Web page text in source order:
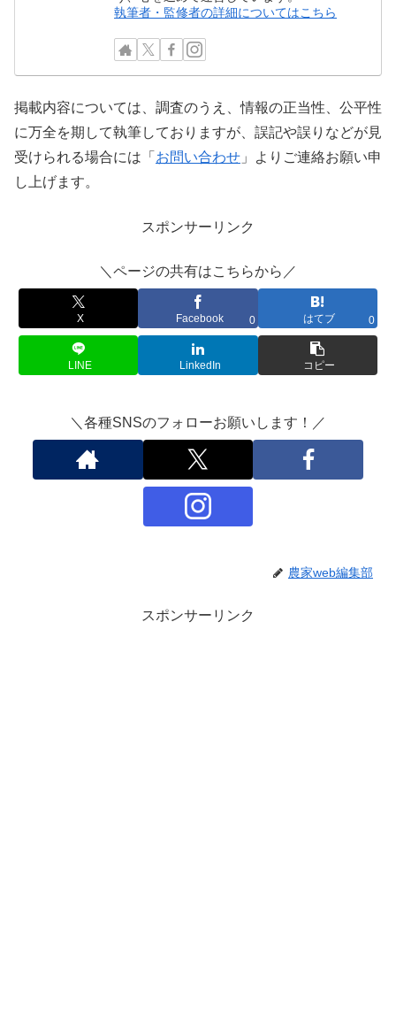
執筆者・監修者の詳細についてはこちら
掲載内容については、調査のうえ、情報の正当性、公平性
に万全を期して執筆しておりますが、誤記や誤りなどが見
受けられる場合には「 お問い合わせ 」よりご連絡お願い申
し上げます。
スポンサーリンク
＼ページの共有はこちらから／
X Facebook 0 はてブ 0
LINE LinkedIn コピー
＼各種SNSのフォローお願いします！／
農家web編集部
スポンサーリンク